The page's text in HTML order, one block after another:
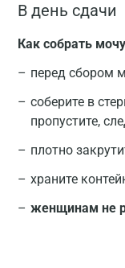
В день сдачи
Как собрать мочу
перед сбором
соберите в
пропустите,
плотно
храните
женщинам не